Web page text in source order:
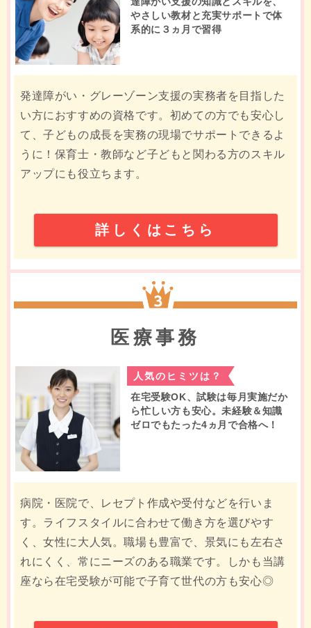
やさしい教材と充実サポートで体
系的に３ヵ月で習得
発達障がい・グレーゾーン支援の実務者を目指した
い方におすすめの資格です。初めての方でも安心し
て、子どもの成長を実務の現場でサポートできるよ
うに！保育士・教師など子どもと関わる方のスキル
アップにも役立ちます。
詳しくはこちら
医療事務
人気のヒミツは？
在宅受験OK、試験は毎月実施だか
ら忙しい方も安心。未経験＆知識
ゼロでもたった4ヵ月で合格へ！
病院・医院で、レセプト作成や受付などを行いま
す。ライフスタイルに合わせて働き方を選びやす
く、女性に大人気。職場も豊富で、景気にも左右さ
れにくく、常にニーズのある職業です。しかも当講
座なら在宅受験が可能で子育て世代の方も安心◎